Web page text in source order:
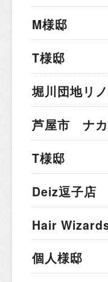
M様邸
T様邸
堀川団地リ
芦屋市 ナ
T様邸
Deiz逗子店
Hair
個人様邸